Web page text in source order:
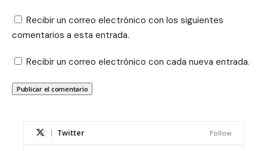
Recibir un correo electrónico con los siguientes
comentarios a esta entrada.
Recibir un correo electrónico con cada nueva entrada.
Twitter Follow